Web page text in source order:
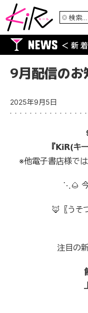
検
9月配信のお
2025年9月5日
『𝗞𝗶𝗥(キ
※他電子書店様で
⋱🌰
🦊〖うそ
注目の